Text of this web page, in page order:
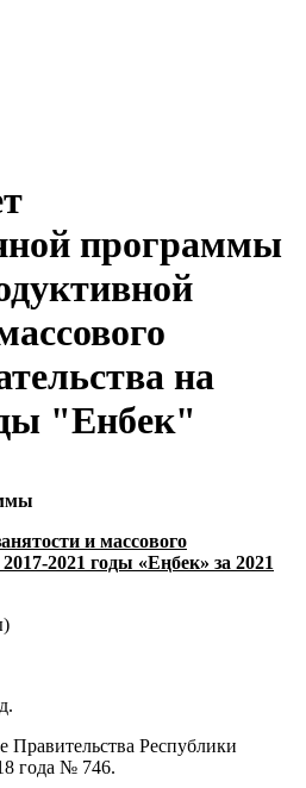
программы
на
"Енбек"
и массового
2021 годы «Еңбек» за 2021
Правительства Республики
года № 746.